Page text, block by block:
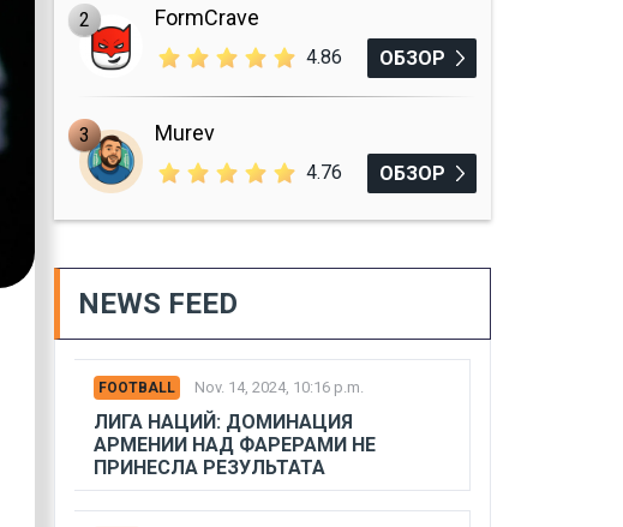
2 FormCrave
4.86 ОБЗОР
3 Murev
4.76 ОБЗОР
NEWS FEED
FOOTBALL Nov. 14, 2024, 10:16 p.m.
ЛИГА НАЦИЙ: ДОМИНАЦИЯ
АРМЕНИИ НАД ФАРЕРАМИ НЕ
ПРИНЕСЛА РЕЗУЛЬТАТА